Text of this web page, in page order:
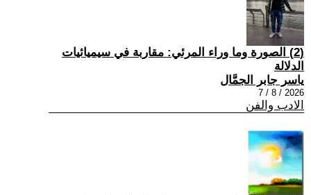
(2) الصورة وما وراء المرئي: مقاربة في سيميائيات
الدلالة
ياسر جابر الجمَّال
2026 / 8 / 7
الادب والفن